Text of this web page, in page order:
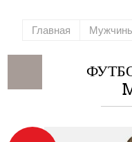
Главная